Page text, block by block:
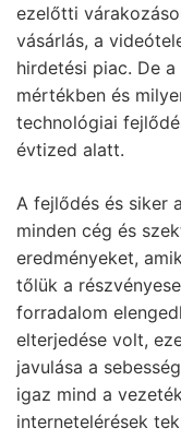
ezelőtti
vásárlás, a
hirdetési piac. De
mértékben és
technológiai
évtized alatt.
A fejlődés és siker
minden cég és
eredményeket,
tőlük a
forradalom
elterjedése volt,
javulása a
igaz mind a
internetelérések